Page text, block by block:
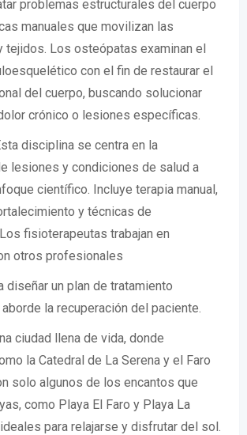
problemas estructurales del cuerpo
manuales que movilizan las
tejidos. Los osteópatas examinan el
con el fin de restaurar el
del cuerpo, buscando solucionar
crónico o lesiones específicas.
disciplina se centra en la
lesiones y condiciones de salud a
científico. Incluye terapia manual,
y técnicas de
fisioterapeutas trabajan en
otros profesionales
diseñar un plan de tratamiento
la recuperación del paciente.
ciudad llena de vida, donde
la Catedral de La Serena y el Faro
solo algunos de los encantos que
como Playa El Faro y Playa La
para relajarse y disfrutar del sol.